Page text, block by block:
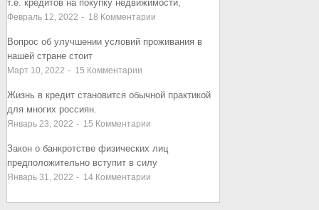
т.е. кредитов на покупку недвижимости,
Февраль 12, 2022 - 18 Комментарии
Вопрос об улучшении условий проживания в
нашей стране стоит
Март 10, 2022 - 15 Комментарии
Жизнь в кредит становится обычной практикой
для многих россиян.
Январь 23, 2022 - 15 Комментарии
Закон о банкротстве физических лиц
предположительно вступит в силу
Январь 31, 2022 - 14Комментарии